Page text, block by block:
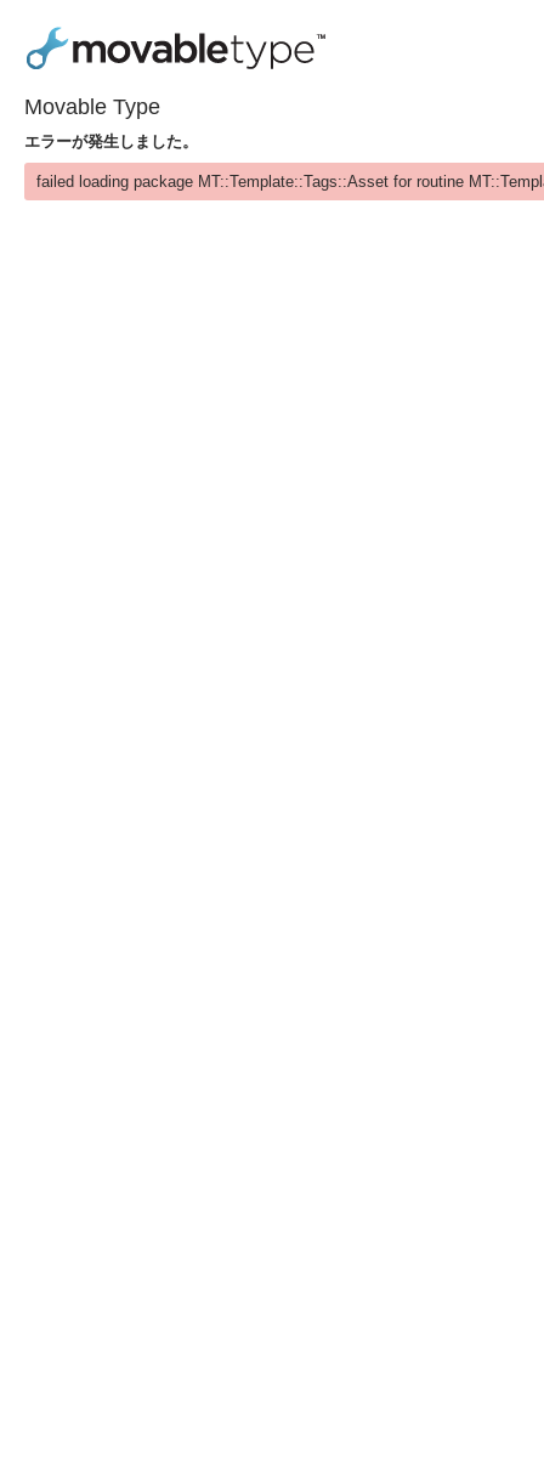
Movable Type
エラーが発生しました。
failed loading package MT::Template::Tags::Asset for routine